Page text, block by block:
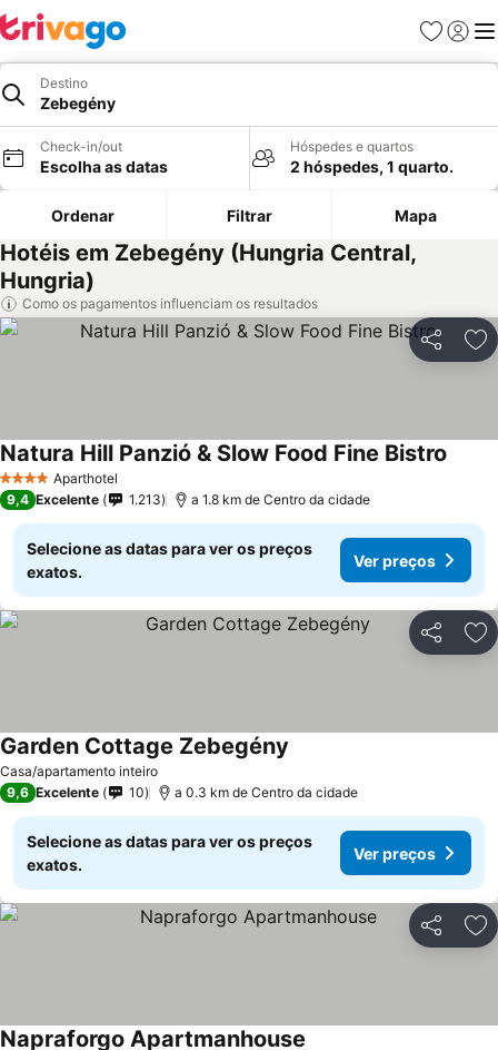
Favoritos
Iniciar
Destino
Zebegény
Check-in/out
Escolha as datas
Hóspedes e quartos
2 hóspedes, 1 quarto.
Ordenar Filtrar Mapa
Hotéis em Zebegény (Hungria Central,
Hungria)
Como os pagamentos influenciam os resultados
Partilhar
4 EstrelasAparthotel
Natura Hill Panzió & Slow Food Fine Bistro
9,4 Excelente 1.213 a 1.8 km de Centro da cidade
Selecione as datas para ver os preços
exatos.
Ver preços
Partilhar
Casa/apartamento inteiro
Garden Cottage Zebegény
9,6 Excelente 10 a 0.3 km de Centro da cidade
Selecione as datas para ver os preços
exatos.
Ver preços
Partilhar
Napraforgo Apartmanhouse